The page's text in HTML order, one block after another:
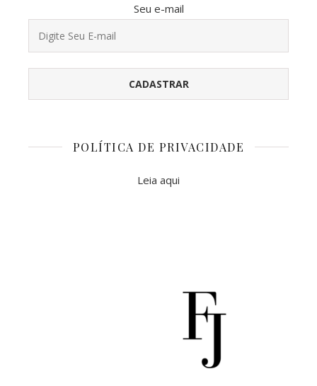
Seu e-mail
POLÍTICA DE PRIVACIDADE
Leia aqui